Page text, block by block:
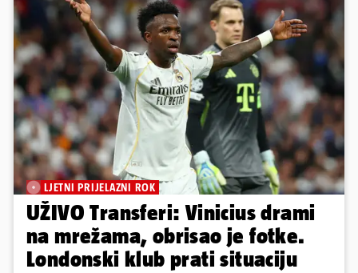
LJETNI PRIJELAZNI ROK
UŽIVO Transferi: Vinicius drami
na mrežama, obrisao je fotke.
Londonski klub prati situaciju